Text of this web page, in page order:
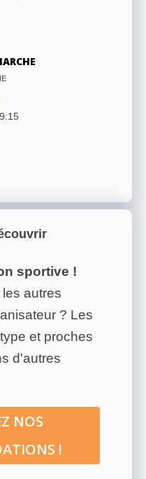
9:15
sportive !
autres
? Les
et proches
d'autres
NOS
!